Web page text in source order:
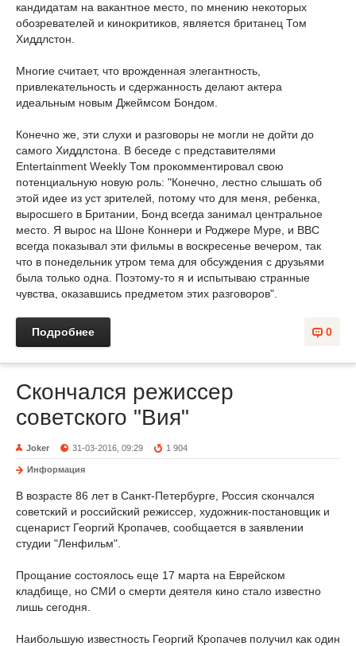
кандидатам на вакантное место, по мнению некоторых
обозревателей и кинокритиков, является британец Том
Хиддлстон.
Многие считает, что врожденная элегантность,
привлекательность и сдержанность делают актера
идеальным новым Джеймсом Бондом.
Конечно же, эти слухи и разговоры не могли не дойти до
самого Хиддлстона. В беседе с представителями
Entertainment Weekly Том прокомментировал свою
потенциальную новую роль: "Конечно, лестно слышать об
этой идее из уст зрителей, потому что для меня, ребенка,
выросшего в Британии, Бонд всегда занимал центральное
место. Я вырос на Шоне Коннери и Роджере Муре, и BBC
всегда показывал эти фильмы в воскресенье вечером, так
что в понедельник утром тема для обсуждения с друзьями
была только одна. Поэтому-то я и испытываю странные
чувства, оказавшись предметом этих разговоров".
0
Подробнее
Скончался режиссер
советского "Вия"
Joker 31-03-2016, 09:29 1 904
Информация
В возрасте 86 лет в Санкт-Петербурге, Россия скончался
советский и российский режиссер, художник-постановщик и
сценарист Георгий Кропачев, сообщается в заявлении
студии "Ленфильм".
Прощание состоялось еще 17 марта на Еврейском
кладбище, но СМИ о смерти деятеля кино стало известно
лишь сегодня.
Наибольшую известность Георгий Кропачев получил как один